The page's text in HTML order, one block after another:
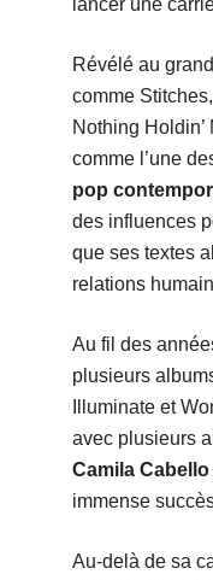
Révélé au
comme
Nothing Holdin’
comme l’une
pop
des influences
que ses textes
relations
Au fil des
plusieurs
Illuminate et
avec plusieurs
Camila Cabello
immense
Au-delà de sa